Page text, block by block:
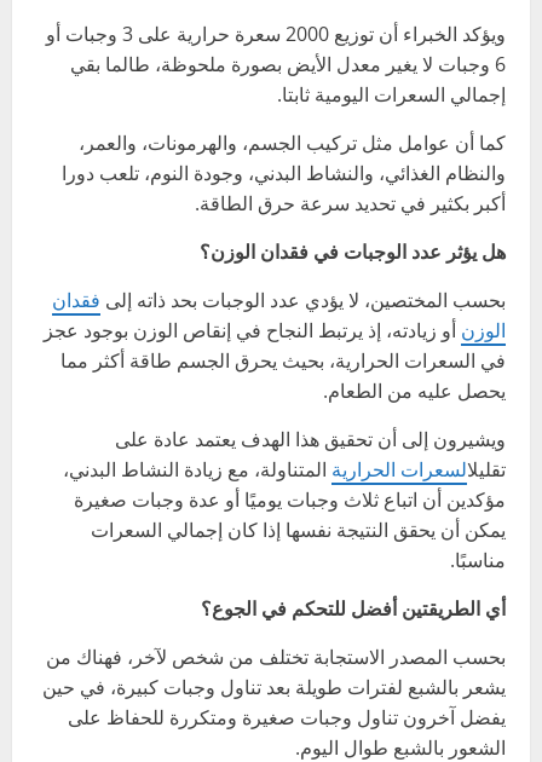
ويؤكد الخبراء أن توزيع 2000 سعرة حرارية على 3 وجبات أو
6 وجبات لا يغير معدل الأيض بصورة ملحوظة، طالما بقي
إجمالي السعرات اليومية ثابتا.
كما أن عوامل مثل تركيب الجسم، والهرمونات، والعمر،
والنظام الغذائي، والنشاط البدني، وجودة النوم، تلعب دورا
أكبر بكثير في تحديد سرعة حرق الطاقة.
هل يؤثر عدد الوجبات في فقدان الوزن؟
بحسب المختصين، لا يؤدي عدد الوجبات بحد ذاته إلى فقدان
الوزن أو زيادته، إذ يرتبط النجاح في إنقاص الوزن بوجود عجز
في السعرات الحرارية، بحيث يحرق الجسم طاقة أكثر مما
يحصل عليه من الطعام.
ويشيرون إلى أن تحقيق هذا الهدف يعتمد عادة على
تقليلالسعرات الحرارية المتناولة، مع زيادة النشاط البدني،
مؤكدين أن اتباع ثلاث وجبات يوميًا أو عدة وجبات صغيرة
يمكن أن يحقق النتيجة نفسها إذا كان إجمالي السعرات
مناسبًا.
أي الطريقتين أفضل للتحكم في الجوع؟
بحسب المصدر الاستجابة تختلف من شخص لآخر، فهناك من
يشعر بالشبع لفترات طويلة بعد تناول وجبات كبيرة، في حين
يفضل آخرون تناول وجبات صغيرة ومتكررة للحفاظ على
الشعور بالشبع طوال اليوم.